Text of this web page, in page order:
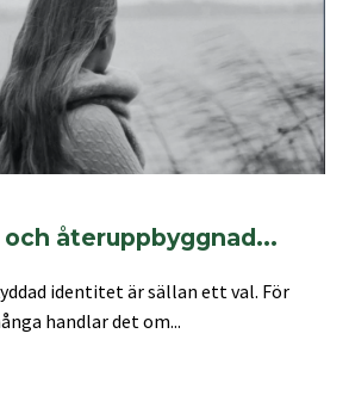
återuppbyggnad...
identitet är sällan ett val. För
handlar det om...